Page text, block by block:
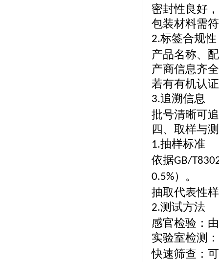
密封性良好
包装材料需
2.标签合规性
产品名称、
产商信息齐
若有有机认
3.追溯信息
批号清晰可
四、取样与
1.抽样标准
依据GB/
0.5%）。
抽取代表性
2.测试方法
感官检验：
实验室检测
快速筛查：